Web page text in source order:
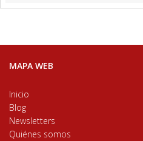
MAPA WEB
Inicio
Blog
Newsletters
Quiénes somos